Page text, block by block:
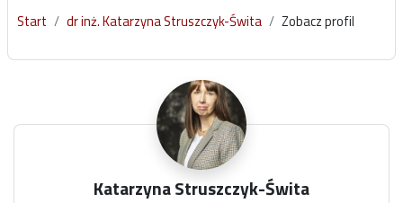
Start dr inż. Katarzyna Struszczyk-Świta Zobacz profil
Katarzyna Struszczyk-Świta